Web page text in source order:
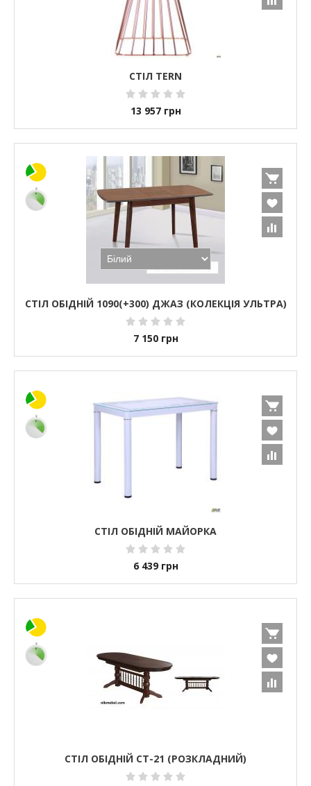
СТІЛ TERN
13 957 грн
СТІЛ ОБІДНІЙ 1090(+300) ДЖАЗ (КОЛЕКЦІЯ УЛЬТРА)
7 150 грн
СТІЛ ОБІДНІЙ МАЙОРКА
6 439 грн
СТІЛ ОБІДНІЙ СТ-21 (РОЗКЛАДНИЙ)